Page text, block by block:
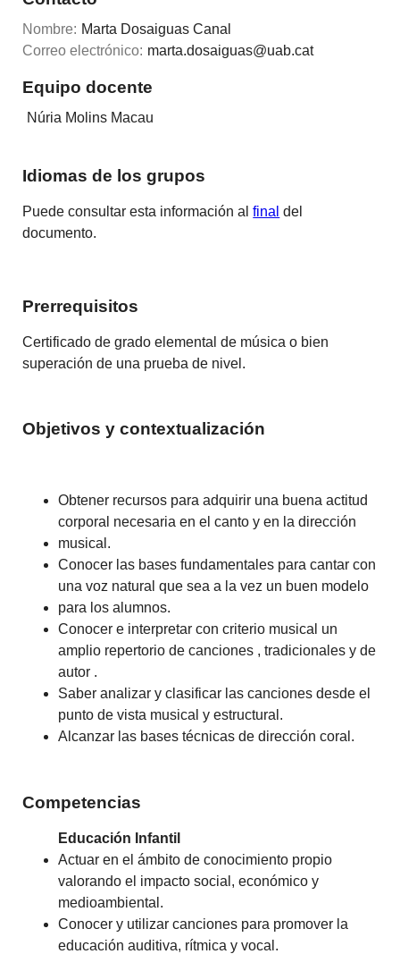
Nombre: Marta Dosaiguas Canal
Correo electrónico: marta.dosaiguas@uab.cat
Equipo docente
Núria Molins Macau
Idiomas de los grupos
Puede consultar esta información alfinal del
documento.
Prerrequisitos
Certificado de grado elemental de música o bien
superación de una prueba de nivel.
Objetivos y contextualización
Obtener recursos para adquirir una buena actitud
corporal necesaria en el canto y en la dirección
musical.
Conocer las bases fundamentales para cantar con
una voz natural que sea a la vez un buen modelo
para los alumnos.
Conocer e interpretar con criterio musical un
amplio repertorio de canciones , tradicionales y de
autor .
Saber analizar y clasificar las canciones desde el
punto de vista musical y estructural.
Alcanzar las bases técnicas de dirección coral.
Competencias
Educación Infantil
Actuar en el ámbito de conocimiento propio
valorando el impacto social, económico y
medioambiental.
Conocer y utilizar canciones para promover la
educación auditiva, rítmica y vocal.